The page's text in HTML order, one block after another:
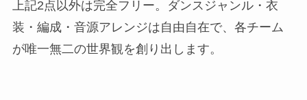
上記2点以外は完全フリー。ダンスジャンル・衣
装・編成・音源アレンジは自由自在で、各チーム
が唯一無二の世界観を創り出します。